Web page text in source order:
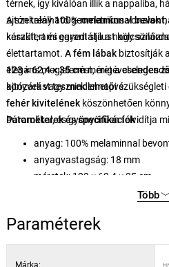
térnek, így kiválóan illik a nappaliba,
ajtón található geometrikus vonalak
karaktert és egyedi stílust
A szekrény100% melaminnal bevont,
készült, ami garantálja a nagy
élettartamot. A fém lábakbiztosítják
elegáns megjelenést, míga csendes
ajtózárást tesznek lehetővé.
123 × 62,4 × 35 cmméretével
könyvek vagy mindennapi szükségleti
fehér kivitelénekköszönhetően
bútorokkal, és gyönyörűen felvidítja
Paraméterek és specifikációk
anyag: 100% melaminnal
anyagvastagság: 18 mm
méretek: 123 × 62,4 × 35 cm
lábak magassága: 15 cm
szín: fehér
Több
Paraméterek
Márka: